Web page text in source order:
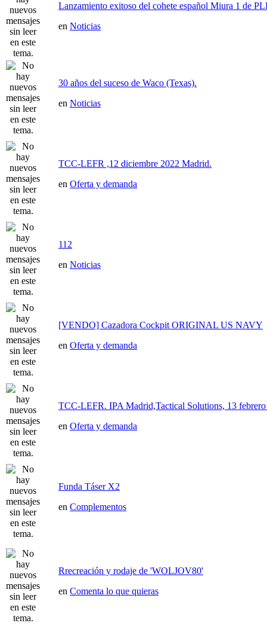
Lanzamiento exitoso del cohete español Miura 1 de
en Noticias
30 años del suceso de Waco (Texas).
en Noticias
TCC-LEFR ,12 diciembre 2022 Madrid.
en Oferta y demanda
112
en Noticias
[VENDO] Cazadora Cockpit ORIGINAL US NAVY
en Oferta y demanda
TCC-LEFR. IPA Madrid,Tactical Solutions, 13
en Oferta y demanda
Funda Táser X2
en Complementos
Rrecreación y rodaje de 'WOLJOV80'
en Comenta lo que quieras